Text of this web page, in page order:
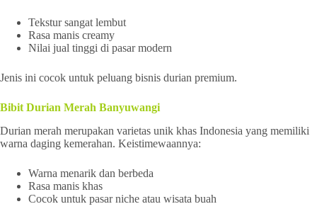
Tekstur sangat lembut
Rasa manis creamy
Nilai jual tinggi di pasar modern
Jenis ini cocok untuk peluang bisnis durian premium.
Bibit Durian Merah Banyuwangi
Durian merah merupakan varietas unik khas Indonesia yang memiliki
warna daging kemerahan. Keistimewaannya:
Warna menarik dan berbeda
Rasa manis khas
Cocok untuk pasar niche atau wisata buah